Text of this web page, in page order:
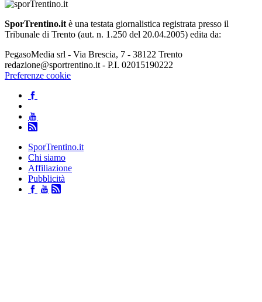
SporTrentino.it è una testata giornalistica registrata presso il
Tribunale di Trento (aut. n. 1.250 del 20.04.2005) edita da:
PegasoMedia srl - Via Brescia, 7 - 38122 Trento
redazione@sportrentino.it - P.I. 02015190222
Preferenze cookie
SporTrentino.it
Chi siamo
Affiliazione
Pubblicità